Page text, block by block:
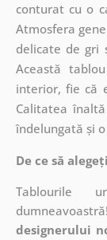
conturat cu o
Atmosfera
delicate de gri
Această
interior, fie că
Calitatea
îndelungată și
De ce să
Tablourile
designerului